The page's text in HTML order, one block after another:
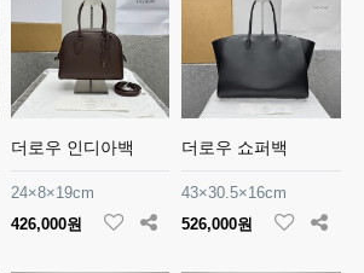
더로우 인디아백
24×8×19cm
426,000원
더로우 쇼퍼백
43×30.5×16cm
526,000원